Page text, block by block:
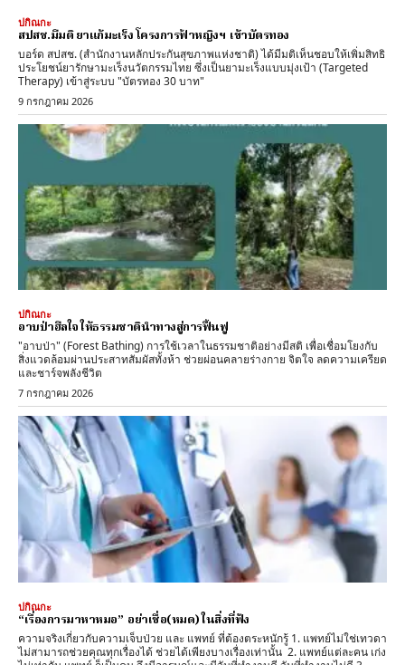
ปกิณกะ
สปสช.มีมติ ยาแก้มะเร็ง โครงการฟ้าหญิงฯ เข้าบัตรทอง
บอร์ด สปสช. (สำนักงานหลักประกันสุขภาพแห่งชาติ) ได้มีมติเห็นชอบให้เพิ่มสิทธิ
ประโยชน์ยารักษามะเร็งนวัตกรรมไทย ซึ่งเป็นยามะเร็งแบบมุ่งเป้า (Targeted
Therapy) เข้าสู่ระบบ "บัตรทอง 30 บาท"
9 กรกฎาคม 2026
ปกิณกะ
อาบป่าฮีลใจ ให้ธรรมชาตินำทางสู่การฟื้นฟู
"อาบป่า" (Forest Bathing) การใช้เวลาในธรรมชาติอย่างมีสติ เพื่อเชื่อมโยงกับ
สิ่งแวดล้อมผ่านประสาทสัมผัสทั้งห้า ช่วยผ่อนคลายร่างกาย จิตใจ ลดความเครียด
และชาร์จพลังชีวิต
7 กรกฎาคม 2026
ปกิณกะ
“เรื่องการมาหาหมอ” อย่าเชื่อ(หมด) ในสิ่งที่ฟัง
ความจริงเกี่ยวกับความเจ็บป่วย และ แพทย์ ที่ต้องตระหนักรู้ 1. แพทย์ไม่ใช่เทวดา
ไม่สามารถช่วยคุณทุกเรื่องได้ ช่วยได้เพียงบางเรื่องเท่านั้น 2. แพทย์แต่ละคน เก่ง